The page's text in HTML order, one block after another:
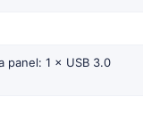
panel: 1 × USB 3.0